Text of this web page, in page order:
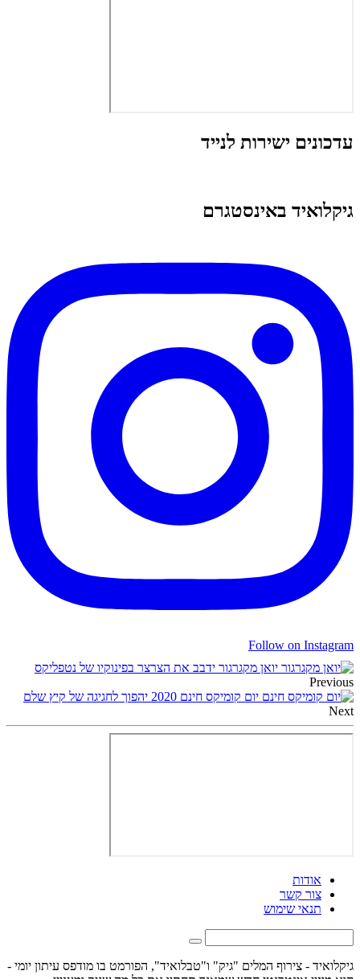
עדכונים ישירות לנייד
גיקלואיד באינסטגרם
Follow on Instagram
יואן מקגרגור ידבב את הצרצר בפינוקיו של נטפליקס
Previous
יום קומיקס חינם 2020 יהפוך לחגיגה של קיץ שלם
Next
אודות
צור קשר
תנאי שימוש
גיקלואיד - צירוף המלים "גיק" ו"טבלואיד", הפורמט בו מודפס עיתון יומי -